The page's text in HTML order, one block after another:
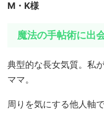
M・K様
魔法の手帖術に出
典型的な長女気質。私
ママ。
周りを気にする他人軸